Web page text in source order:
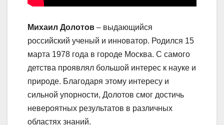
Михаил Долотов – выдающийся
российский ученый и инноватор. Родился 15
марта 1978 года в городе Москва. С самого
детства проявлял большой интерес к науке и
природе. Благодаря этому интересу и
сильной упорности, Долотов смог достичь
невероятных результатов в различных
областях знаний.